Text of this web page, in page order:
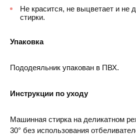
Не красится, не выцветает и не
стирки.
Упаковка
Пододеяльник упакован в ПВХ.
Инструкции по уходу
Машинная стирка на деликатном
30° без использования